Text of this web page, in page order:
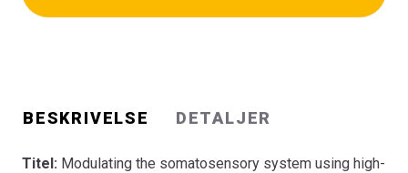
BESKRIVELSE DETALJER
Titel: Modulating the somatosensory system using high-